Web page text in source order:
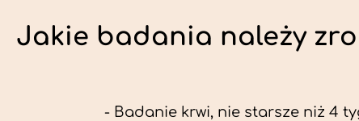
Jakie badania należy
- Badanie krwi, nie starsze niż 4